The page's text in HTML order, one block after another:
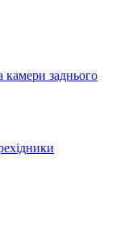
камери заднього